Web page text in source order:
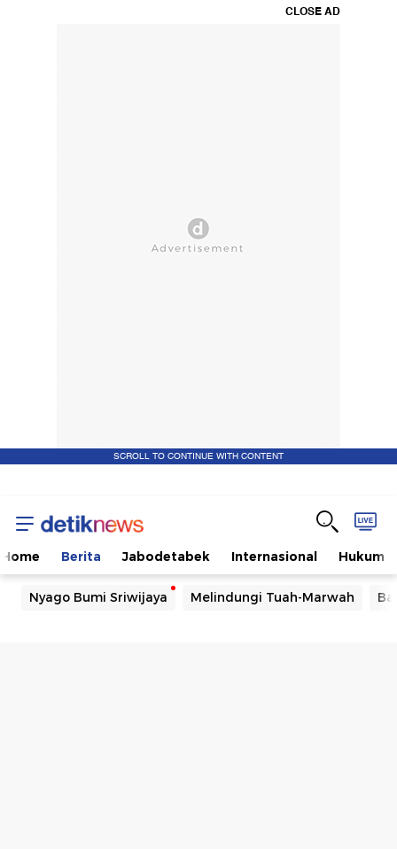
CLOSE AD
SCROLL TO CONTINUE WITH CONTENT
Home Berita Jabodetabek Internasional Hukum
Nyago Bumi Sriwijaya Melindungi Tuah-Marwah